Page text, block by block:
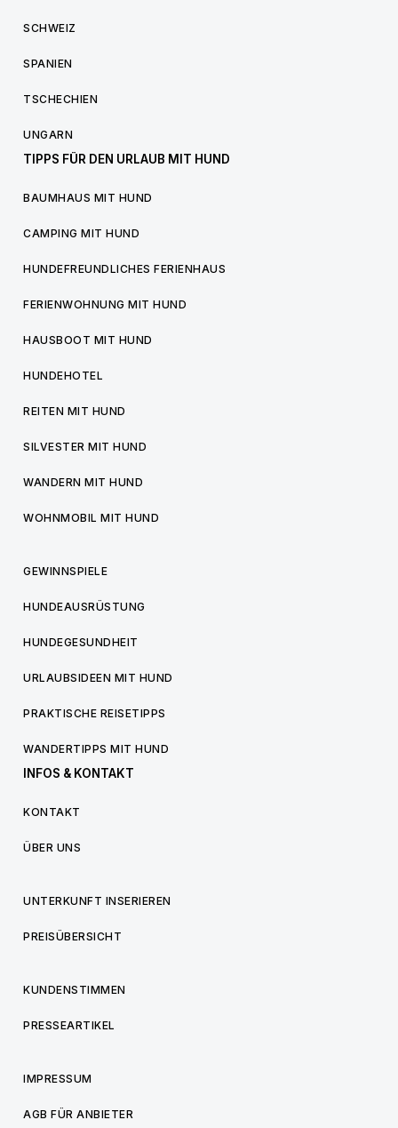
SCHWEIZ
SPANIEN
TSCHECHIEN
UNGARN
TIPPS FÜR DEN URLAUB MIT HUND
BAUMHAUS MIT HUND
CAMPING MIT HUND
HUNDEFREUNDLICHES FERIENHAUS
FERIENWOHNUNG MIT HUND
HAUSBOOT MIT HUND
HUNDEHOTEL
REITEN MIT HUND
SILVESTER MIT HUND
WANDERN MIT HUND
WOHNMOBIL MIT HUND
GEWINNSPIELE
HUNDEAUSRÜSTUNG
HUNDEGESUNDHEIT
URLAUBSIDEEN MIT HUND
PRAKTISCHE REISETIPPS
WANDERTIPPS MIT HUND
INFOS & KONTAKT
KONTAKT
ÜBER UNS
UNTERKUNFT INSERIEREN
PREISÜBERSICHT
KUNDENSTIMMEN
PRESSEARTIKEL
IMPRESSUM
AGB FÜR ANBIETER